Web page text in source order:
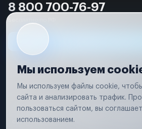
8 800 700-76-97
Условия
Вся информация, представленная на
соответствии с положениями статьи 437 (п.
Мы используем
Мы используем файлы cookie,
сайта и анализировать трафик.
пользоваться сайтом, вы
использованием.